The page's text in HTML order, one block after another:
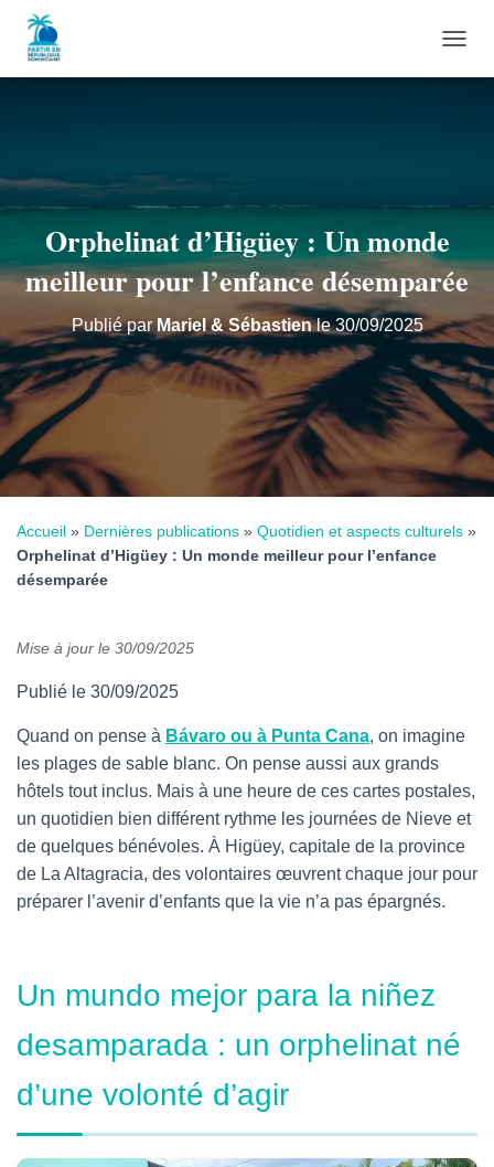
É
A
V
G
T
I
O
N
Orphelinat d’Higüey : Un monde
meilleur pour l’enfance désemparée
Publié parMariel & Sébastienle30/09/2025
Accueil » Dernières publications » Quotidien et aspects culturels »
Orphelinat d’Higüey : Un monde meilleur pour l’enfance
désemparée
Mise à jour le 30/09/2025
Publié le 30/09/2025
Quand on pense à Bávaro ou à Punta Cana, on imagine
les plages de sable blanc. On pense aussi aux grands
hôtels tout inclus. Mais à une heure de ces cartes postales,
un quotidien bien différent rythme les journées de Nieve et
de quelques bénévoles. À Higüey, capitale de la province
de La Altagracia, des volontaires œuvrent chaque jour pour
préparer l’avenir d’enfants que la vie n’a pas épargnés.
Un mundo mejor para la niñez
desamparada : un orphelinat né
d’une volonté d’agir